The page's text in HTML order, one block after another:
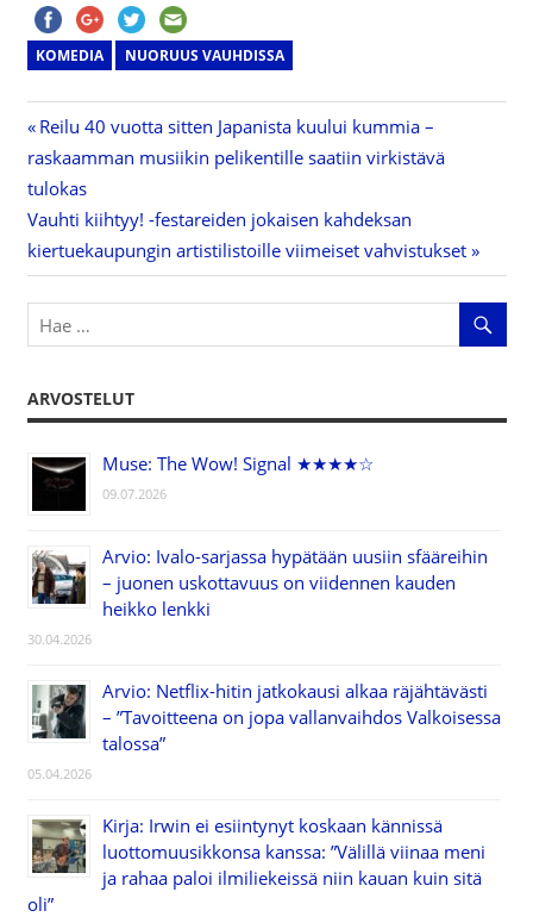
KOMEDIA NUORUUS VAUHDISSA
Artikkelien
selaus
Previous
Post:
Reilu 40 vuotta sitten Japanista kuului kummia –
raskaamman musiikin pelikentille saatiin virkistävä
tulokas
Next
Post:
Vauhti kiihtyy! -festareiden jokaisen kahdeksan
kiertuekaupungin artistilistoille viimeiset vahvistukset
ARVOSTELUT
Muse: The Wow! Signal ★★★★☆
09.07.2026
Arvio: Ivalo-sarjassa hypätään uusiin sfääreihin
– juonen uskottavuus on viidennen kauden
heikko lenkki
30.04.2026
Arvio: Netflix-hitin jatkokausi alkaa räjähtävästi
– ”Tavoitteena on jopa vallanvaihdos Valkoisessa
talossa”
05.04.2026
Kirja: Irwin ei esiintynyt koskaan kännissä
luottomuusikkonsa kanssa: ”Välillä viinaa meni
ja rahaa paloi ilmiliekeissä niin kauan kuin sitä
oli”